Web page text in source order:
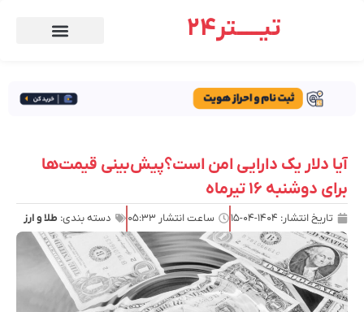
تیـــــتر24
آیا دلار یک دارایی امن است؟پیش‌بینی قیمت‌ها
برای دوشنبه ۱۶ تیرماه
تاریخ انتشار: ۱۴۰۴-۰۴-۱۵ ساعت انتشار ۰۵:۳۳ دسته بندی: طلا و ارز